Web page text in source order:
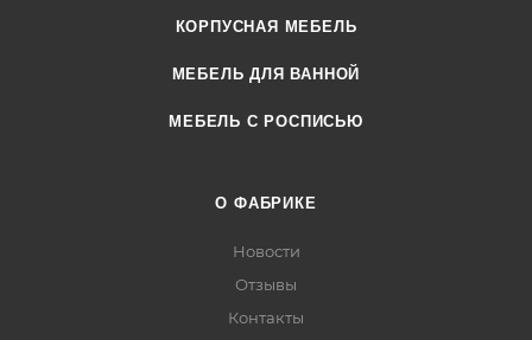
КОРПУСНАЯ МЕБЕЛЬ
МЕБЕЛЬ ДЛЯ ВАННОЙ
МЕБЕЛЬ С РОСПИСЬЮ
О ФАБРИКЕ
Новости
Отзывы
Контакты